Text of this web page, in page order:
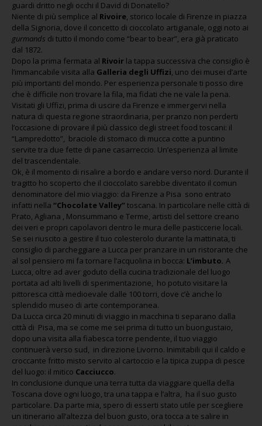
guardi dritto negli occhi il David di Donatello?
Niente di più semplice al Rivoire, storico locale di Firenze in piazza
della Signoria, dove il concetto di cioccolato artigianale, oggi noto ai
gurmands di tutto il mondo come “bear to bear”, era già praticato
dal 1872.
Dopo la prima fermata al Rivoir la tappa successiva che consiglio è
l’immancabile visita alla Galleria degli Uffizi, uno dei musei d’arte
più importanti del mondo. Per esperienza personale ti posso dire
che è difficile non trovare la fila, ma fidati che ne vale la pena.
Visitati gli Uffizi, prima di uscire da Firenze e immergervi nella
natura di questa regione straordinaria, per pranzo non perderti
l’occasione di provare il più classico degli street food toscani: il
“Lampredotto”, braciole di stomaco di mucca cotte a puntino
servite tra due fette di pane casarreccio. Un’esperienza al limite
del trascendentale.
Ok, è il momento di risalire a bordo e andare verso nord. Durante il
tragitto ho scoperto che il cioccolato sarebbe diventato il comun
denominatore del mio viaggio: da Firenze a Pisa sono entrato
infatti nella “Chocolate Valley”toscana. In particolare nelle città di
Prato, Agliana , Monsummano e Terme, artisti del settore creano
dei veri e propri capolavori dentro le mura delle pasticcerie locali.
Se sei riuscito a gestire il tuo colesterolo durante la mattinata, ti
consiglio di parcheggiare a Lucca per pranzare in un ristorante che
al sol pensiero mi fa tornare l’acquolina in bocca: L’imbuto. A
Lucca, oltre ad aver goduto della cucina tradizionale del luogo
portata ad alti livelli di sperimentazione, ho potuto visitare la
pittoresca città medioevale dalle 100 torri, dove c’è anche lo
splendido museo di arte contemporanea.
Da Lucca circa 20 minuti di viaggio in macchina ti separano dalla
città di Pisa, ma se come me sei prima di tutto un buongustaio,
dopo una visita alla fiabesca torre pendente, il tuo viaggio
continuerà verso sud, in direzione Livorno. Inimitabili qui il caldo e
croccante fritto misto servito al cartoccio e la tipica zuppa di pesce
del luogo: il mitico Cacciucco.
In conclusione dunque una terra tutta da viaggiare quella della
Toscana dove ogni luogo, tra una tappa e l’altra, ha il suo gusto
particolare. Da parte mia, spero di esserti stato utile per scegliere
un itinerario all’altezza del buon gusto, ora tocca a te salire in